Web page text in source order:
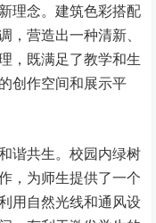
理念。建筑色彩搭配
，营造出一种清新、
，既满足了教学和生
创作空间和展示平
谐共生。校园内绿树
，为师生提供了一个
用自然光线和通风设